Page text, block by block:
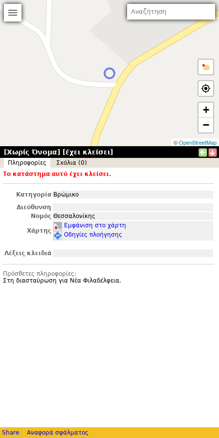
+
−
©OpenStreetMap
[Χωρίς Όνομα] [έχει κλείσει]
Πληροφορίες
Σxόλια (0)
Το κατάστημα αυτό έχει κλείσει.
Κατηγορία Βρώμικο
Διεύθυνση
Νομός Θεσσαλονίκης
Χάρτης
Εμφάνιση στο χάρτη
Οδηγίες πλοήγησης
Λέξεις κλειδιά
Πρόσθετες πληροφορίες:
Στη διασταύρωση για Νέα Φιλαδέλφεια.
Share Αναφορά σφάλματος